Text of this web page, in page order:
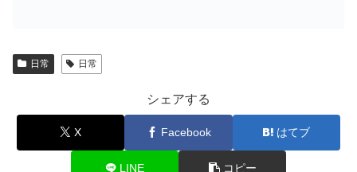
日常 日常
シェアする
X Facebook はてブ
LINE コピー